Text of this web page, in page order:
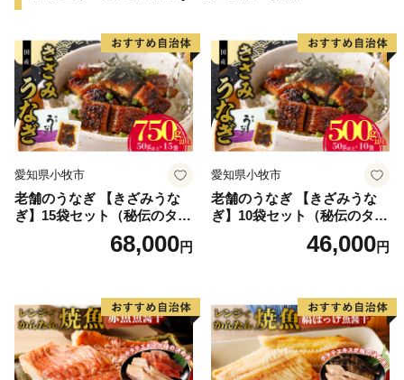
そして、何といっても全国的にも大変珍しい高校生が運
営するレストラン、その名も「高校生レストラン まご
の店」があり、営業日は多くのお客様で賑わっていま
す。
紡いできた農山村の原風景と営みを大切にしながら、次
世代への引き継いでいきたいと考えています。
気持ちあふれる、気が多いまち－多気町。ぜひ、応援し
てください。
愛知県小牧市
老舗のうなぎ 【きざみうな
ぎ】15袋セット（秘伝のタレ
68,000円
愛知県小牧市
老舗のうなぎ 【きざみうな
ぎ】10袋セット（秘伝のタレ
46,000円